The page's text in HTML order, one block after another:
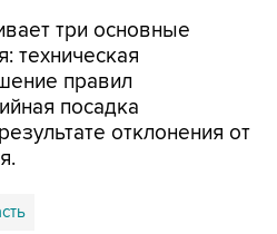
три основные
техническая
правил
посадка
отклонения от